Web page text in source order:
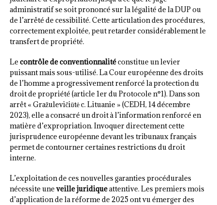
administratif se soit prononcé sur la légalité de la DUP ou
de l’arrêté de cessibilité. Cette articulation des procédures,
correctement exploitée, peut retarder considérablement le
transfert de propriété.
Le contrôle de conventionnalitéconstitue un levier
puissant mais sous-utilisé. La Cour européenne des droits
de l’homme a progressivement renforcé la protection du
droit de propriété (article 1er du Protocole n°1). Dans son
arrêt « Gražulevičiūtė c. Lituanie » (CEDH, 14 décembre
2023), elle a consacré un droit à l’information renforcé en
matière d’expropriation. Invoquer directement cette
jurisprudence européenne devant les tribunaux français
permet de contourner certaines restrictions du droit
interne.
L’exploitation de ces nouvelles garanties procédurales
nécessite une veille juridiqueattentive. Les premiers mois
d’application de la réforme de 2025 ont vu émerger des